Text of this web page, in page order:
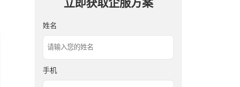
立即获取企服方案
姓名
手机